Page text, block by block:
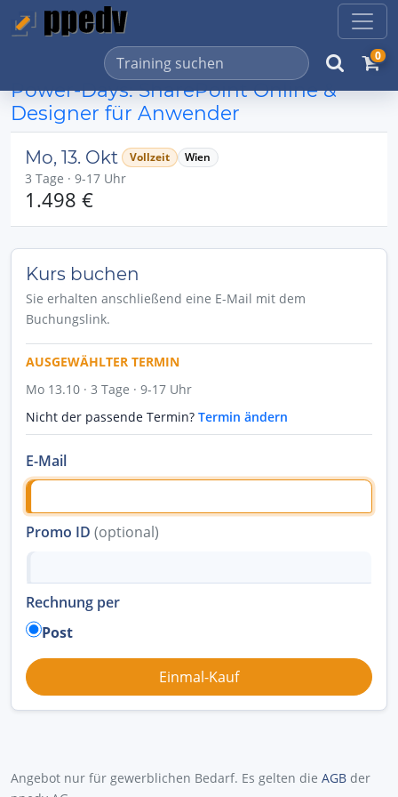
0
Power-Days: SharePoint Online &
Designer für Anwender
Mo, 13. Okt Vollzeit Wien
3 Tage · 9-17 Uhr
1.498 €
Kurs buchen
Sie erhalten anschließend eine E-Mail mit dem
Buchungslink.
AUSGEWÄHLTER TERMIN
Mo 13.10 · 3 Tage · 9-17 Uhr
Nicht der passende Termin? Termin ändern
E-Mail
Promo ID (optional)
Rechnung per
Post
Angebot nur für gewerblichen Bedarf. Es gelten die AGB der